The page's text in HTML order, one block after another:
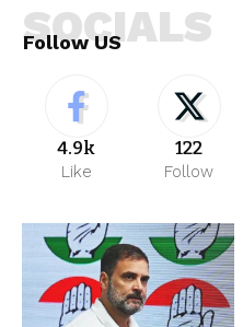
Follow US
SOCIALS
4.9k
Like
122
Follow